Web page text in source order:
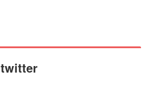
twitter